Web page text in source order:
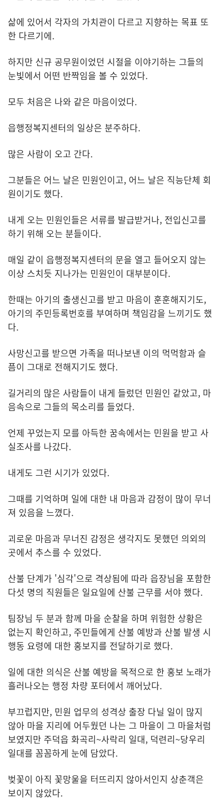
삶에 있어서 각자의 가치관이 다르고 지향하는 목표 또
한 다르기에.
하지만 신규 공무원이었던 시절을 이야기하는 그들의
눈빛에서 어떤 반짝임을 볼 수 있었다.
모두 처음은 나와 같은 마음이었다.
읍행정복지센터의 일상은 분주하다.
많은 사람이 오고 간다.
그분들은 어느 날은 민원인이고, 어느 날은 직능단체 회
원이기도 했다.
내게 오는 민원인들은 서류를 발급받거나, 전입신고를
하기 위해 오는 분들이다.
매일 같이 읍행정복지센터의 문을 열고 들어오지 않는
이상 스치듯 지나가는 민원인이 대부분이다.
한때는 아기의 출생신고를 받고 마음이 훈훈해지기도,
아기의 주민등록번호를 부여하며 책임감을 느끼기도 했
다.
사망신고를 받으면 가족을 떠나보낸 이의 먹먹함과 슬
픔이 그대로 전해지기도 했다.
길거리의 많은 사람들이 내게 들렀던 민원인 같았고, 마
음속으로 그들의 목소리를 들었다.
언제 꾸었는지 모를 아득한 꿈속에서는 민원을 받고 사
실조사를 나갔다.
내게도 그런 시기가 있었다.
그때를 기억하며 일에 대한 내 마음과 감정이 많이 무너
져 있음을 느꼈다.
괴로운 마음과 무너진 감정은 생각지도 못했던 의외의
곳에서 추스를 수 있었다.
산불 단계가 '심각'으로 격상됨에 따라 읍장님을 포함한
다섯 명의 직원들은 일요일에 산불 근무를 서야 했다.
팀장님 두 분과 함께 마을 순찰을 하며 위험한 상황은
없는지 확인하고, 주민들에게 산불 예방과 산불 발생 시
행동 요령에 대한 홍보지를 전달하기로 했다.
일에 대한 의식은 산불 예방을 목적으로 한 홍보 노래가
흘러나오는 행정 차량 포터에서 깨어났다.
부끄럽지만, 민원 업무의 성격상 출장 다닐 일이 많지
않아 마을 지리에 어두웠던 나는 그 마을이 그 마을처럼
보였지만 주덕읍 화곡리~사락리 일대, 덕련리~당우리
일대를 꼼꼼하게 눈에 담았다.
벚꽃이 아직 꽃망울을 터뜨리지 않아서인지 상춘객은
보이지 않았다.